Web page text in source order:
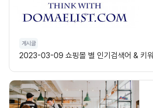
게시글
2023-03-09 쇼핑몰 별 인기검색어 & 키